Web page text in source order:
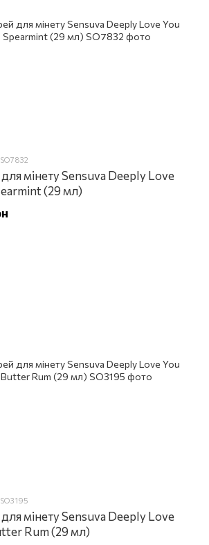
мінету Sensuva Deeply Love
(29 мл)
мінету Sensuva Deeply Love
Rum (29 мл)